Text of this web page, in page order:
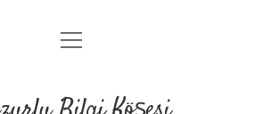
Anasayfa
menüyü